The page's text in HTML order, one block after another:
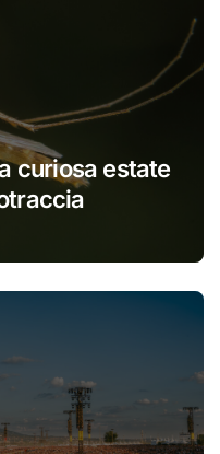
curiosa estate